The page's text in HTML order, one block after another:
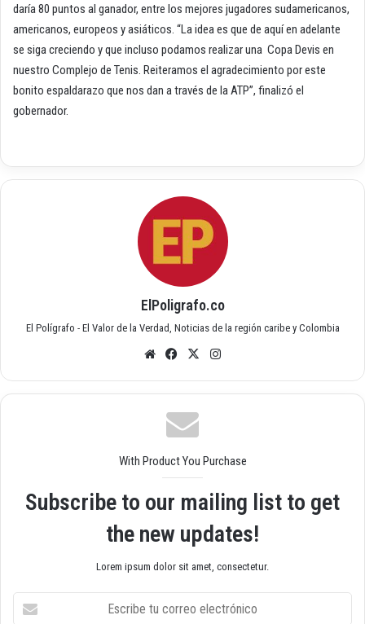
daría 80 puntos al ganador, entre los mejores jugadores sudamericanos,
americanos, europeos y asiáticos. “La idea es que de aquí en adelante
se siga creciendo y que incluso podamos realizar una Copa Devis en
nuestro Complejo de Tenis. Reiteramos el agradecimiento por este
bonito espaldarazo que nos dan a través de la ATP”, finalizó el
gobernador.
ElPoligrafo.co
El Polígrafo - El Valor de la Verdad, Noticias de la región caribe y Colombia
Siti
we
b
Fac
ok
X
am
With Product You Purchase
Subscribe to our mailing list to get
the new updates!
Lorem ipsum dolor sit amet, consectetur.